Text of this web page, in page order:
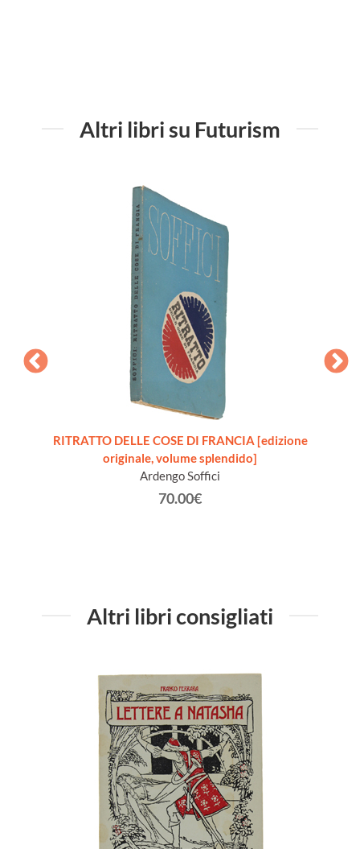
Altri libri su Futurism
RITRATTO DELLE COSE DI FRANCIA [edizione
originale, volume splendido]
Ardengo Soffici
70.00€
Altri libri consigliati